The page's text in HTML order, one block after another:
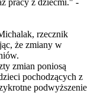
pracy z dziećmi." -
rzecznik
że zmiany w
zmian poniosą
pochodzących z
podwyższenie